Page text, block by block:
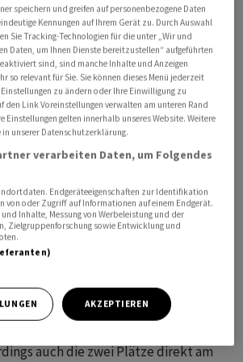
ordnete am Donnerstag
an dem Befestigungsteil von 737-
an. Aus der Boeing-Mitteilung ergibt
dies letztlich ein formeller Schritt war.
Maschinen müssen nicht noch
werden. Der FAA zufolge fand Boeing
festgeschraubte Mutter an
seinen Produktionslinien. Die
dass das Fehlen der Mutter die
des Flugzeugs unter bestimmten
könne.
und Befestigungselemente bei
Januar im Flug ein Rumpfteil
als 170 Menschen an Bord kamen
auch die zwei Plätze direkt am
speichern und greifen auf personenbezogene Daten
Kennungen auf Ihrem Gerät zu. Durch Auswahl
Sie Tracking-Technologien für die unter „Wir und
Daten, um Ihnen Dienste bereitzustellen“ aufgeführten
sind, sind manche Inhalte und Anzeigen
so relevant für Sie. Sie können dieses Menü jederzeit
zu ändern oder Ihre Einwilligung zu
den Link Voreinstellungen verwalten am unteren Rand
Einstellungen gelten innerhalb unseres Website. Weitere
unserer Datenschutzerklärung.
verarbeiten Daten, um Folgendes
Endgeräteeigenschaften zur Identifikation
von oder Zugriff auf Informationen auf einem Endgerät.
Inhalte, Messung von Werbeleistung und der
Zielgruppenforschung sowie Entwicklung und
AKZEPTIEREN